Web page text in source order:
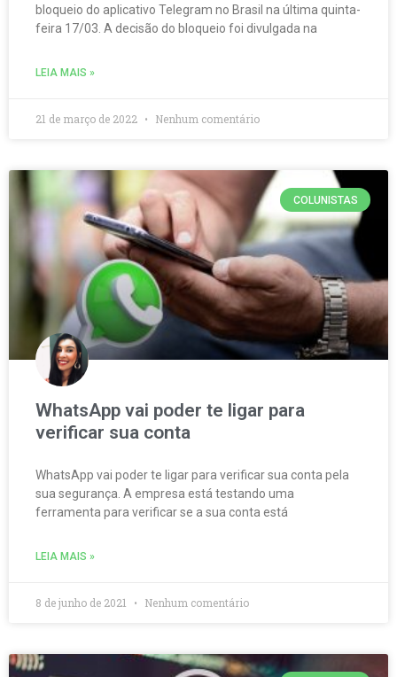
bloqueio do aplicativo Telegram no Brasil na última quinta-
feira 17/03. A decisão do bloqueio foi divulgada na
LEIA MAIS »
21 de março de 2022 Nenhum comentário
COLUNISTAS
WhatsApp vai poder te ligar para
verificar sua conta
WhatsApp vai poder te ligar para verificar sua conta pela
sua segurança. A empresa está testando uma
ferramenta para verificar se a sua conta está
LEIA MAIS »
8 de junho de 2021 Nenhum comentário